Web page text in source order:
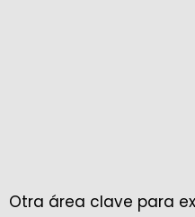
Otra área clave para